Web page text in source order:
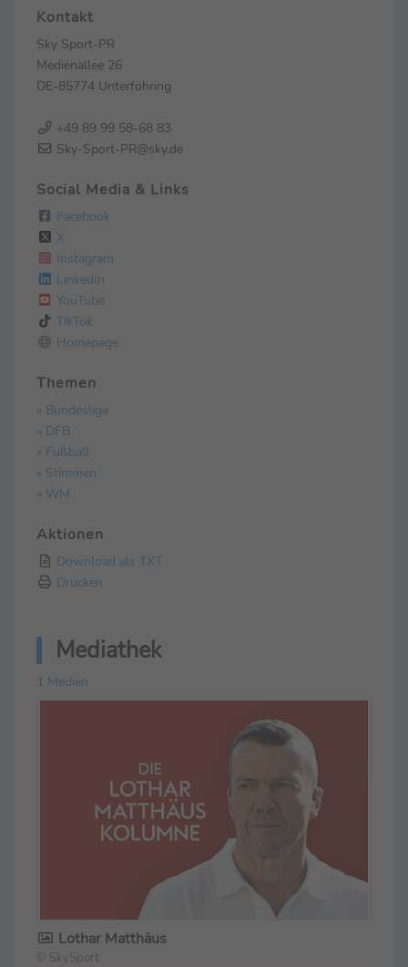
Kontakt
Sky Sport-PR
Medienallee 26
DE-85774 Unterföhring
+49 89 99 58-68 83
Sky-Sport-PR@sky.de
Social Media & Links
Facebook
X
Instagram
LinkedIn
YouTube
TikTok
Homepage
Themen
» Bundesliga
» DFB
» Fußball
» Stimmen
» WM
Aktionen
Download als TXT
Drucken
Mediathek
1 Medien
Lothar Matthäus
© SkySport